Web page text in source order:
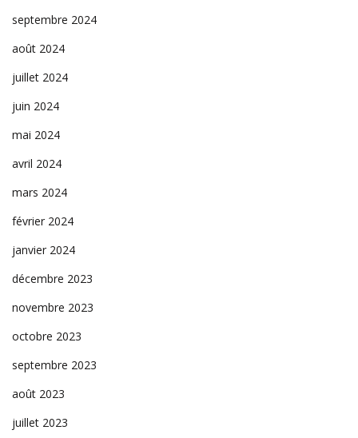
septembre 2024
août 2024
juillet 2024
juin 2024
mai 2024
avril 2024
mars 2024
février 2024
janvier 2024
décembre 2023
novembre 2023
octobre 2023
septembre 2023
août 2023
juillet 2023